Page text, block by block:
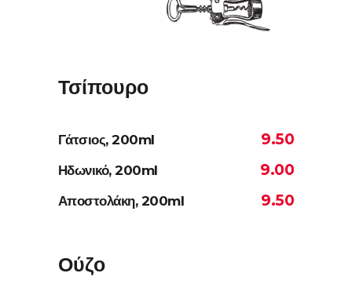
Τσίπουρο
Γάτσιος, 200ml 9.50
Ηδωνικό, 200ml 9.00
Αποστολάκη, 200ml 9.50
Ούζο